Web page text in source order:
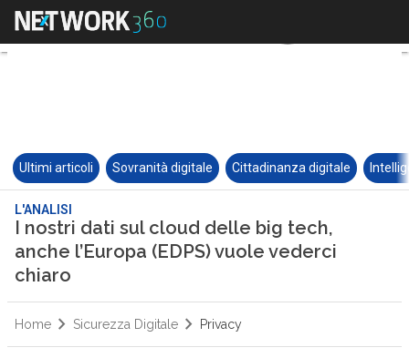
Ultimi articoli Sovranità digitale Cittadinanza digitale
L'ANALISI
I nostri dati sul cloud delle big tech,
anche l’Europa (EDPS) vuole vederci
chiaro
Home Sicurezza Digitale Privacy